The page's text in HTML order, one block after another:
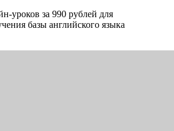
уроков за 990 рублей для
базы английского языка